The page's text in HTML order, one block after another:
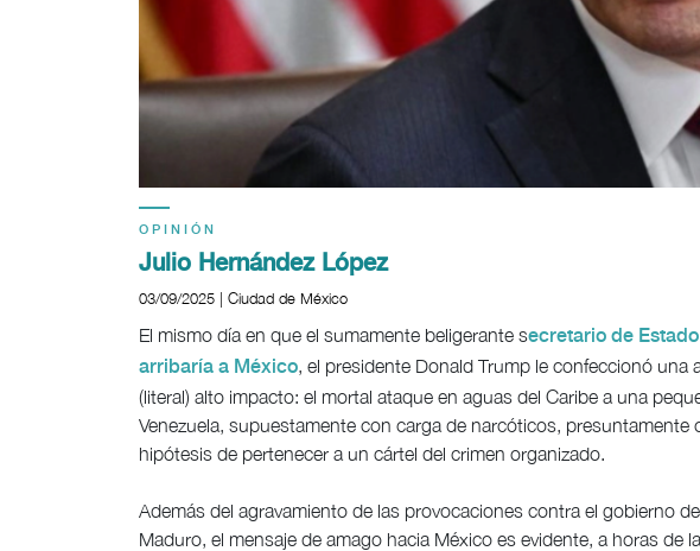
OPINIÓN
Julio Hernández López
03/09/2025 | Ciudad de México
El mismo día en que el sumamente beligerante secretario de
arribaría a México, el presidente Donald Trump le confeccionó una
(literal) alto impacto: el mortal ataque en aguas del Caribe a una
Venezuela, supuestamente con carga de narcóticos,
hipótesis de pertenecer a un cártel del crimen organizado.
Además del agravamiento de las provocaciones contra el gobierno
Maduro, el mensaje de amago hacia México es evidente, a horas de